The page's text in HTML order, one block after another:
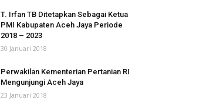
T. Irfan TB Ditetapkan Sebagai Ketua
PMI Kabupaten Aceh Jaya Periode
2018 – 2023
30 Januari 2018
Perwakilan Kementerian Pertanian RI
Mengunjungi Aceh Jaya
23 Januari 2018